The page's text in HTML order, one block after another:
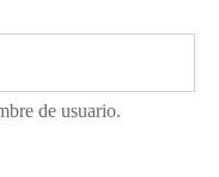
de usuario.